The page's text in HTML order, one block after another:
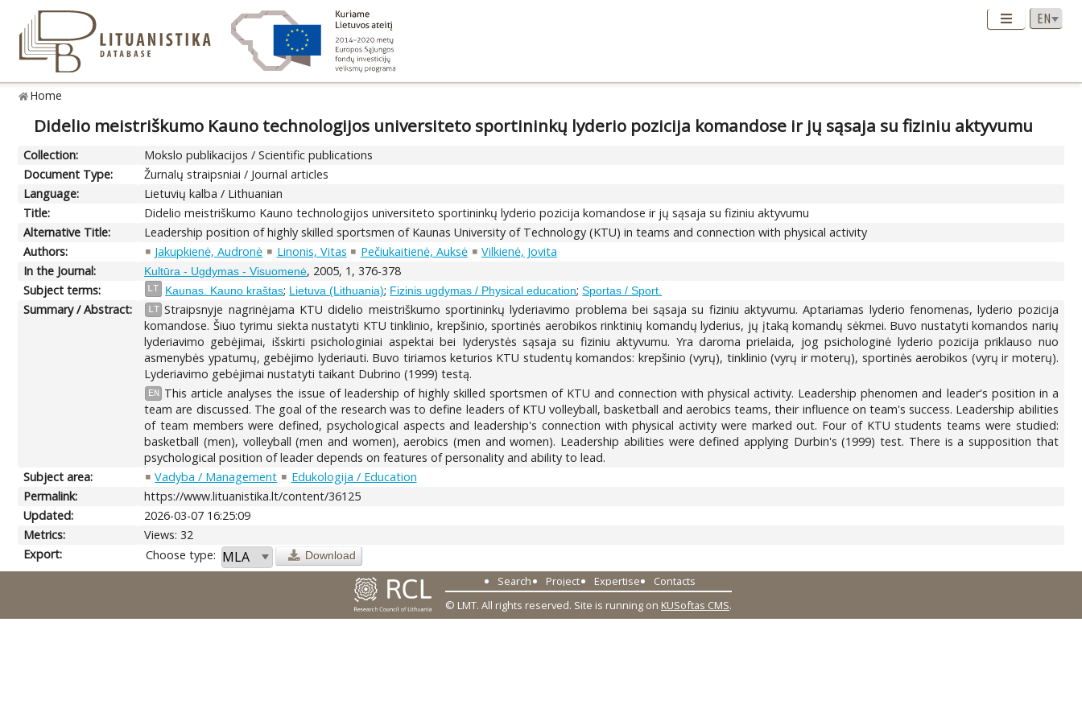
Home
Didelio meistriškumo Kauno technologijos universiteto sportininkų lyderio pozicija komandose ir jų sąsaja su fiziniu aktyvumu
Collection:
Mokslo publikacijos / Scientific publications
Document Type:
Žurnalų straipsniai / Journal articles
Language:
Lietuvių kalba / Lithuanian
Title:
Didelio meistriškumo Kauno technologijos universiteto sportininkų lyderio pozicija komandose ir jų sąsaja su fiziniu aktyvumu
Alternative Title:
Leadership position of highly skilled sportsmen of Kaunas University of Technology (KTU) in teams and connection with physical activity
Authors:
Jakupkienė, Audronė Linonis, Vitas Pečiukaitienė, Auksė
Vilkienė, Jovita
In the Journal:
Kultūra - Ugdymas - Visuomenė, 2005, 1, 376-378
Subject terms:
LT Kaunas. Kauno kraštas; Lietuva (Lithuania); Fizinis ugdymas / Physical education;Sportas / Sport.
Summary / Abstract: LT Straipsnyje nagrinėjama KTU didelio meistriškumo sportininkų lyderiavimo problema bei sąsaja su fiziniu aktyvumu. Aptariamas lyderio fenomenas, lyderio pozicija
komandose. Šiuo tyrimu siekta nustatyti KTU tinklinio, krepšinio, sportinės aerobikos rinktinių komandų lyderius, jų įtaką komandų sėkmei. Buvo nustatyti komandos narių
lyderiavimo gebėjimai, išskirti psichologiniai aspektai bei Iyderystės sąsaja su fiziniu aktyvumu. Yra daroma prielaida, jog psichologinė lyderio pozicija priklauso nuo
asmenybės ypatumų, gebėjimo lyderiauti. Buvo tiriamos keturios KTU studentų komandos: krepšinio (vyrų), tinklinio (vyrų ir moterų), sportinės aerobikos (vyrų ir moterų).
Lyderiavimo gebėjimai nustatyti taikant Dubrino (1999) testą.
EN
This article analyses the issue of leadership of highly skilled sportsmen of KTU and connection with physical activity. Leadership phenomen and leader's position in a
team are discussed. The goal of the research was to define leaders of KTU volleyball, basketball and aerobics teams, their influence on team's success. Leadership abilities
of team members were defined, psychological aspects and leadership's connection with physical activity were marked out. Four of KTU students teams were studied:
basketball (men), volleyball (men and women), aerobics (men and women). Leadership abilities were defined applying Durbin's (1999) test. There is a supposition that
psychological position of leader depends on features of personality and ability to lead.
Subject area:
Vadyba / Management
Edukologija / Education
Permalink:
https://www.lituanistika.lt/content/36125
Updated:
2026-03-07 16:25:09
Metrics:
Views: 32
Export:
Choose type: Download
Search Project Expertise
Contacts
© LMT. All rights reserved. Site is running on KUSoftas CMS.